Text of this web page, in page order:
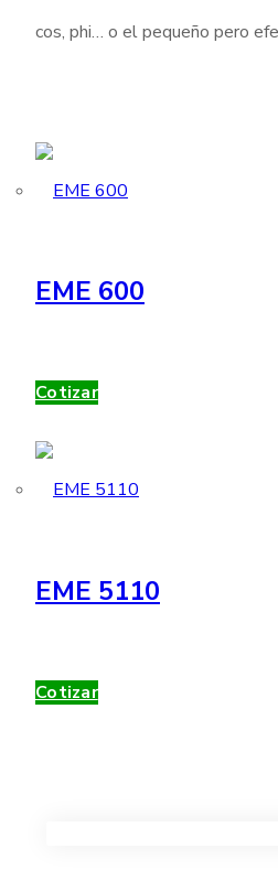
cos, phi… o el pequeño pero
EME 600
Cotizar
EME 5110
Cotizar